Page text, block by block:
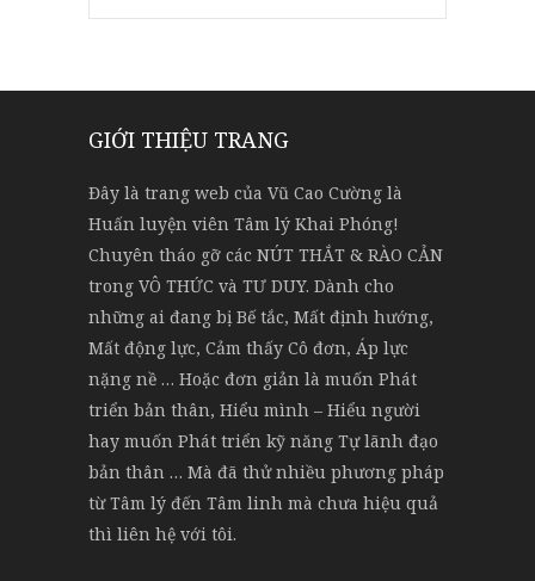
GIỚI THIỆU TRANG
Đây là trang web của Vũ Cao Cường là
Huấn luyện viên Tâm lý Khai Phóng!
Chuyên tháo gỡ các NÚT THẮT & RÀO CẢN
trong VÔ THỨC và TƯ DUY. Dành cho
những ai đang bị Bế tắc, Mất định hướng,
Mất động lực, Cảm thấy Cô đơn, Áp lực
nặng nề … Hoặc đơn giản là muốn Phát
triển bản thân, Hiểu mình – Hiểu người
hay muốn Phát triển kỹ năng Tự lãnh đạo
bản thân … Mà đã thử nhiều phương pháp
từ Tâm lý đến Tâm linh mà chưa hiệu quả
thì liên hệ với tôi.